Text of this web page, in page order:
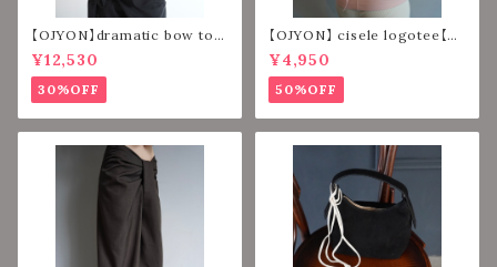
【OJYON】dramatic bow top
【BLACK】
¥12,530
30%OFF
【OJYON】 cisele logotee【PI
NK】
¥4,950
50%OFF